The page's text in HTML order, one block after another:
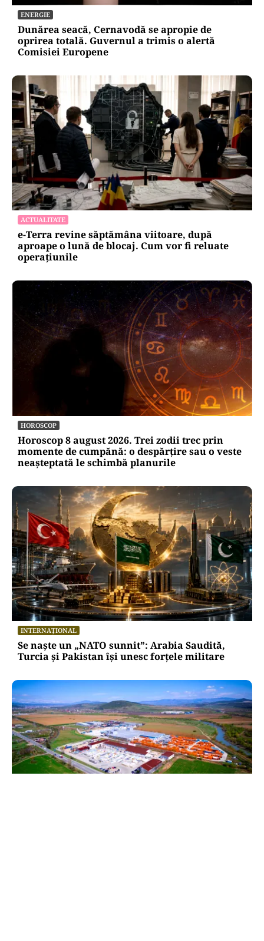
ENERGIE
Dunărea seacă, Cernavodă se apropie de
oprirea totală. Guvernul a trimis o alertă
Comisiei Europene
ACTUALITATE
e-Terra revine săptămâna viitoare, după
aproape o lună de blocaj. Cum vor fi reluate
operațiunile
HOROSCOP
Horoscop 8 august 2026. Trei zodii trec prin
momente de cumpănă: o despărțire sau o veste
neașteptată le schimbă planurile
INTERNAȚIONAL
Se naște un „NATO sunnit”: Arabia Saudită,
Turcia și Pakistan își unesc forțele militare